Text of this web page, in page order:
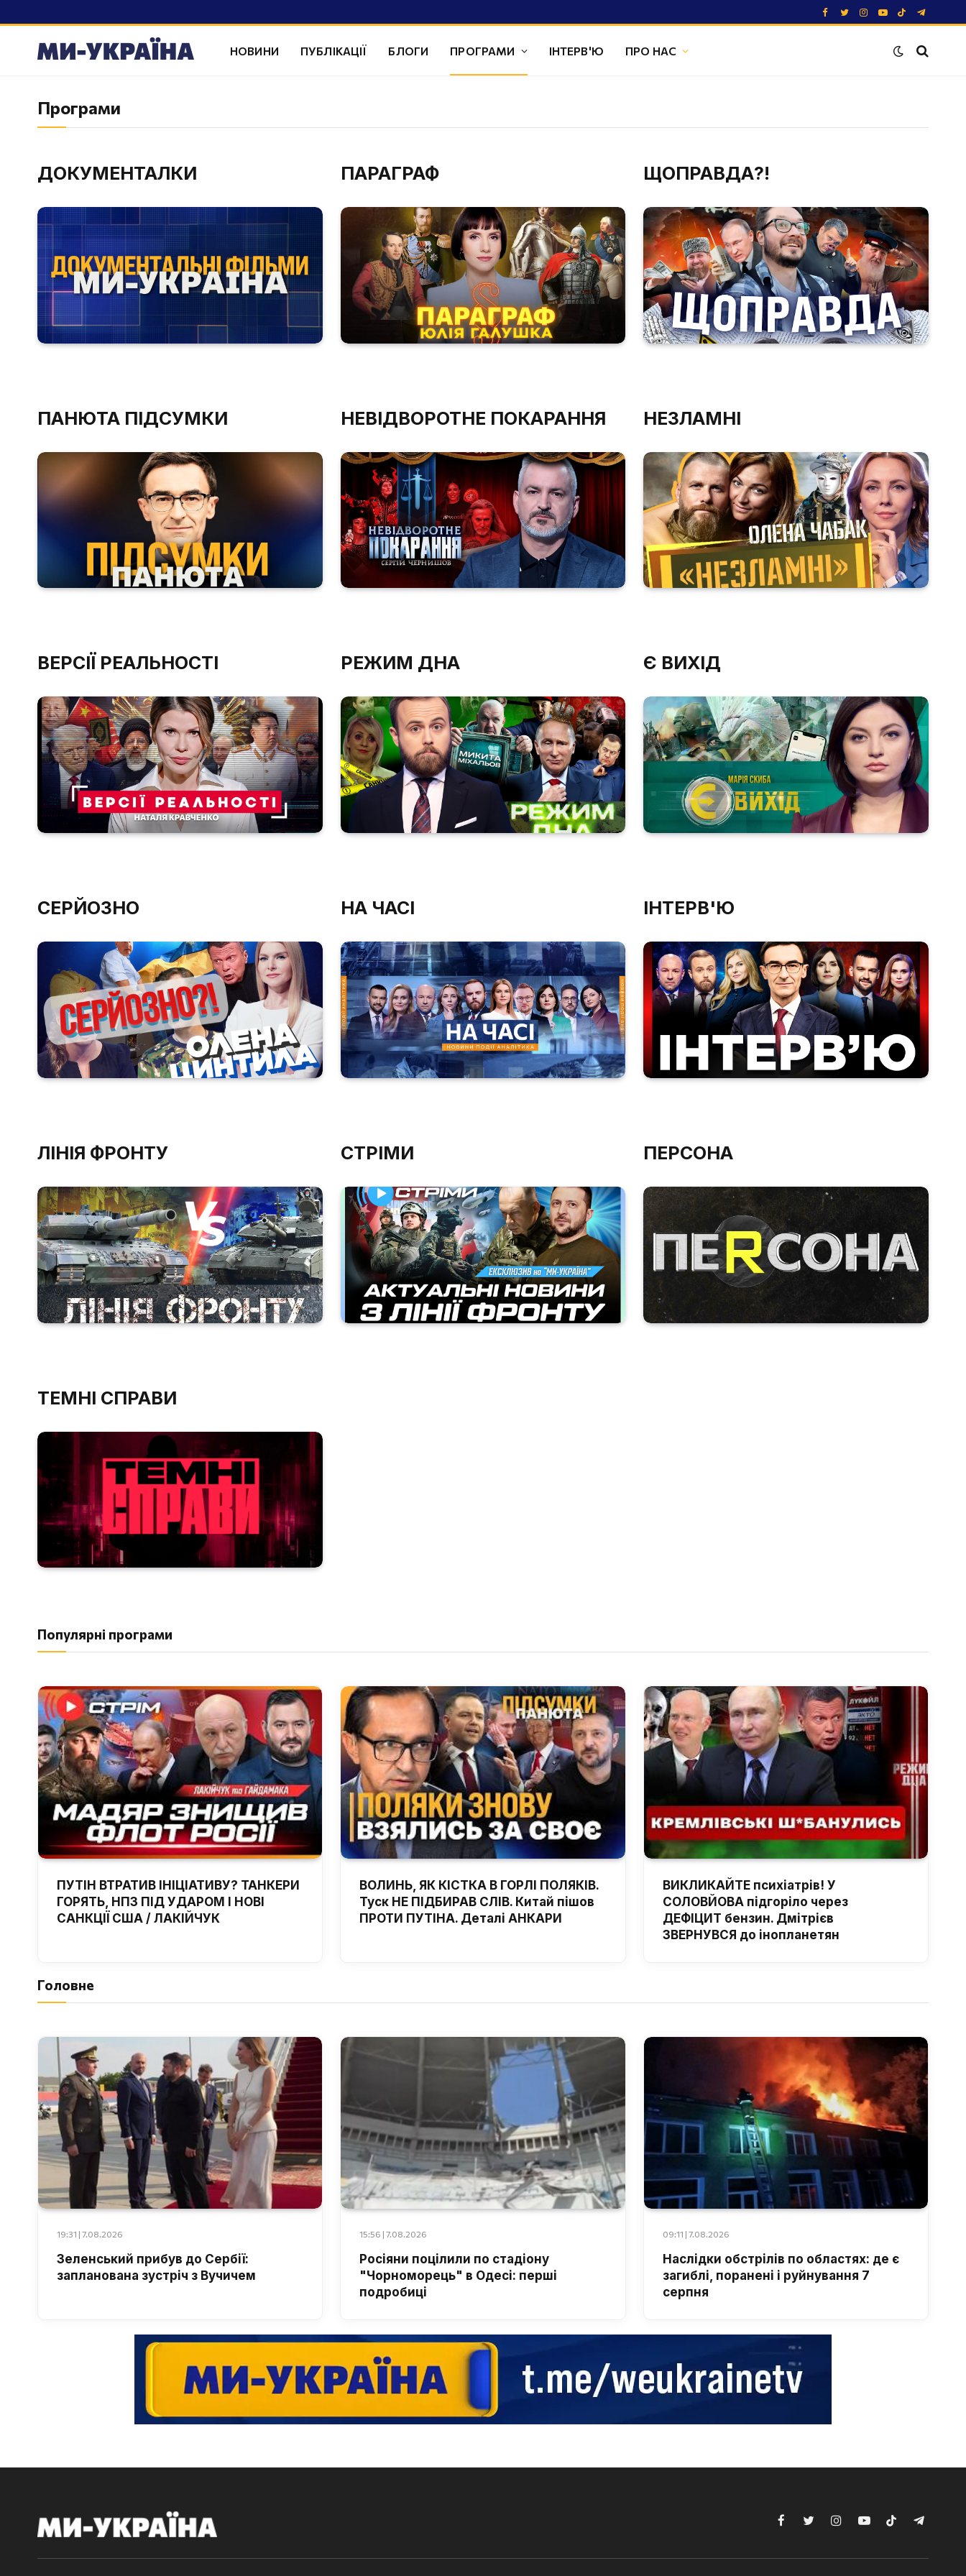
Facebook
TwitterInstagram
YouTube
TikTokTelegram
НОВИНИ ПУБЛІКАЦІЇ БЛОГИ ПРОГРАМИ ІНТЕРВ'Ю ПРО НАС
Програми
ДОКУМЕНТАЛКИ ПАРАГРАФ ЩОПРАВДА?!
ПАНЮТА ПІДСУМКИ НЕВІДВОРОТНЕ ПОКАРАННЯ НЕЗЛАМНІ
ВЕРСІЇ РЕАЛЬНОСТІ РЕЖИМ ДНА Є ВИХІД
СЕРЙОЗНО НА ЧАСІ ІНТЕРВ'Ю
ЛІНІЯ ФРОНТУ СТРІМИ ПЕРСОНА
ТЕМНІ СПРАВИ
Популярні програми
ПУТІН ВТРАТИВ ІНІЦІАТИВУ? ТАНКЕРИ
ГОРЯТЬ, НПЗ ПІД УДАРОМ І НОВІ
САНКЦІЇ США / ЛАКІЙЧУК
ВОЛИНЬ, ЯК КІСТКА В ГОРЛІ ПОЛЯКІВ.
Туск НЕ ПІДБИРАВ СЛІВ. Китай пішов
ПРОТИ ПУТІНА. Деталі АНКАРИ
ВИКЛИКАЙТЕ психіатрів! У
СОЛОВЙОВА підгоріло через
ДЕФІЦИТ бензин. Дмітрієв
ЗВЕРНУВСЯ до інопланетян
Головне
19:31 | 7.08.2026
Зеленський прибув до Сербії:
запланована зустріч з Вучичем
15:56 | 7.08.2026
Росіяни поцілили по стадіону
"Чорноморець" в Одесі: перші
подробиці
09:11 | 7.08.2026
Наслідки обстрілів по областях: де є
загиблі, поранені і руйнування 7
серпня
FacebookTwitterInstagramYouTubeTikTokTelegram